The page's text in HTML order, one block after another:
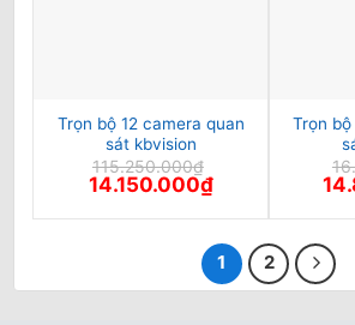
Trọn bộ 12 camera quan
sát kbvision
115.250.000₫
Giá
gốc
là:
14.150.000₫Giá
hiện
tại
14.150.000₫.
Trọn
Giá
gốc
là:
1 2